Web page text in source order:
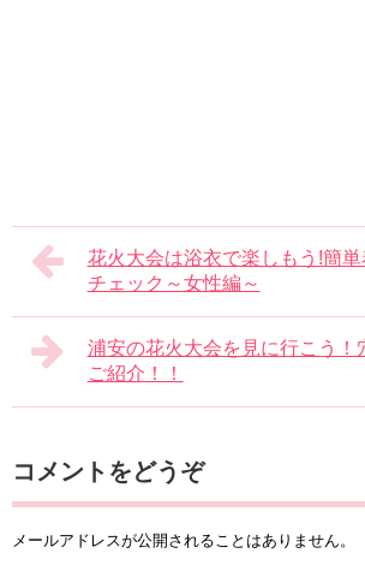
花火大会は浴衣で楽しもう!簡
チェック～女性編～
浦安の花火大会を見に行こう！
ご紹介！！
コメントをどうぞ
メールアドレスが公開されることはありません。